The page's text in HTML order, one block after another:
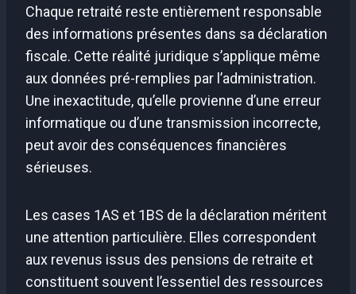
Chaque retraité reste entièrement responsable
des informations présentes dans sa déclaration
fiscale. Cette réalité juridique s’applique même
aux données pré-remplies par l’administration.
Une inexactitude, qu’elle provienne d’une erreur
informatique ou d’une transmission incorrecte,
peut avoir des conséquences financières
sérieuses.
Les cases 1AS et 1BS de la déclaration méritent
une attention particulière. Elles correspondent
aux revenus issus des pensions de retraite et
constituent souvent l’essentiel des ressources